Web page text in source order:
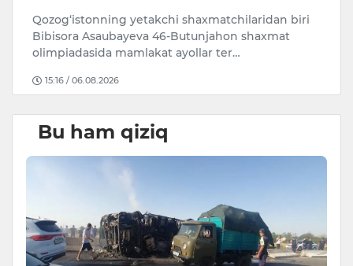
Qozog‘istonning yetakchi shaxmatchilaridan biri
Bibisora Asaubayeva 46-Butunjahon shaxmat
olimpiadasida mamlakat ayollar ter…
15:16 / 06.08.2026
Bu ham qiziq